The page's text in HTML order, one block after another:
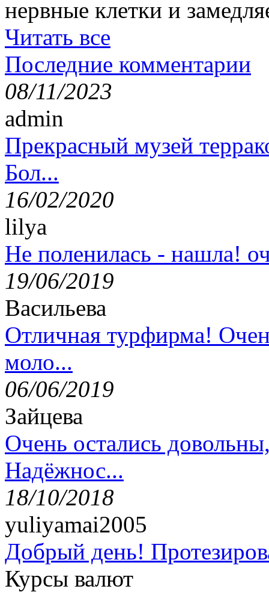
нервные клетки и
Читать все
Последние комментарии
08/11/2023
admin
Прекрасный музей
Бол...
16/02/2020
lilya
Не поленилась - нашла!
19/06/2019
Васильева
Отличная турфирма!
моло...
06/06/2019
Зайцева
Очень остались
Надёжнос...
18/10/2018
yuliyamai2005
Добрый день!
Курсы валют